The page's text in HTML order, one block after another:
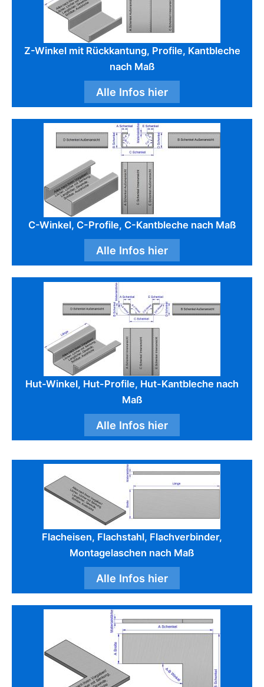
Z-Winkel mit Rückkantung, Profile, Kantbleche
nach Maß
Alle Infos hier
C-Winkel, C-Profile, C-Kantbleche nach Maß
Alle Infos hier
Hut-Winkel, Hut-Profile, Hut-Kantbleche nach
Maß
Alle Infos hier
Flacheisen, Flachstahl, Flachverbinder,
Montagelaschen nach Maß
Alle Infos hier